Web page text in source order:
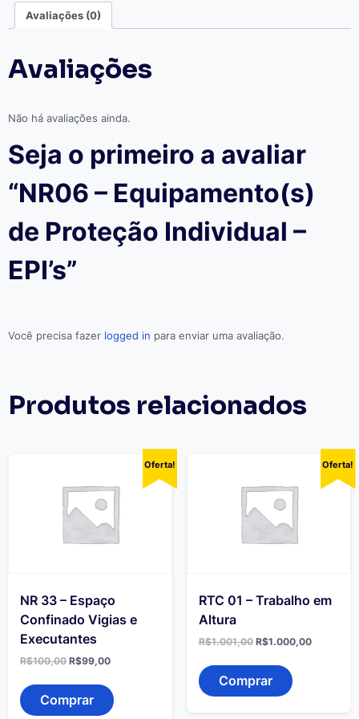
EPI's
quantidade
Avaliações (0)
Avaliações
Não há avaliações ainda.
Seja o primeiro a avaliar
“NR06 – Equipamento(s)
de Proteção Individual –
EPI’s”
Você precisa fazer logged in para enviar uma avaliação.
Produtos relacionados
Oferta!
NR 33 – Espaço
Confinado Vigias e
Executantes
R$100,00 O
original
era:
R$100,00.
R$99,00O
é:
R$99,00.
Comprar
Oferta!
RTC 01 – Trabalho em
Altura
R$1.001,00 O
original
era:
R$1.001,00.
R$1.000,00O
Comprar